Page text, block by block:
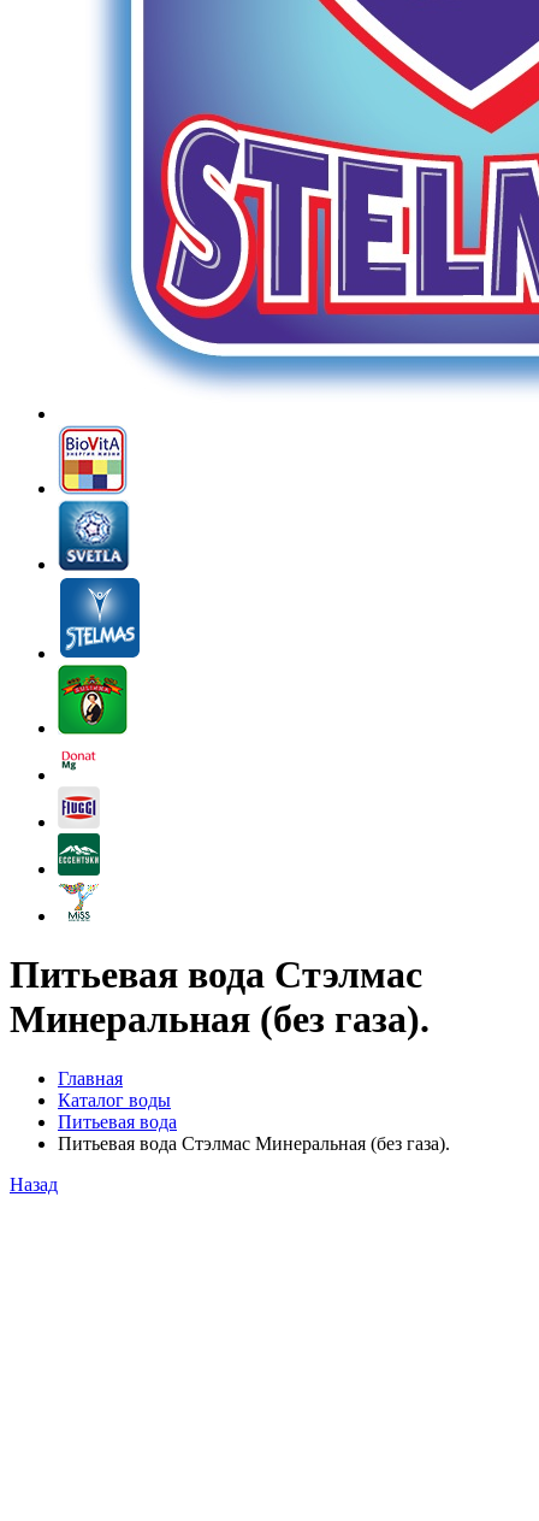
Питьевая вода Стэлмас
Минеральная (без газа).
Главная
Каталог воды
Питьевая вода
Питьевая вода Стэлмас Минеральная (без газа).
Назад